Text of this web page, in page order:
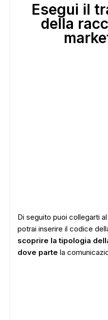
Esegui il
della
Di seguito puoi collegarti
potrai inserire il codice
scoprire la tipologia
dove parte la